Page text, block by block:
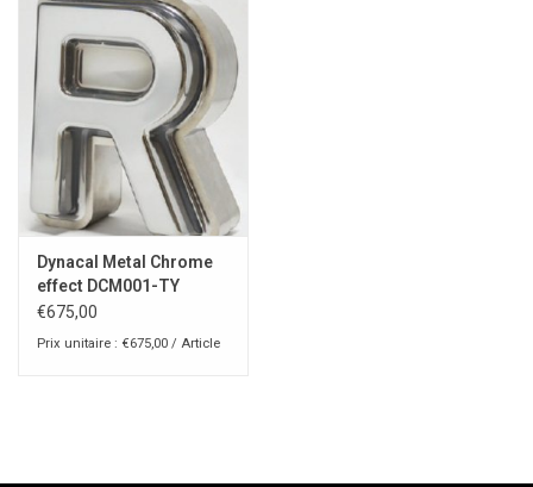
Dynacal Metal Chrome
effect DCM001-TY
€675,00
Prix unitaire : €675,00 / Article